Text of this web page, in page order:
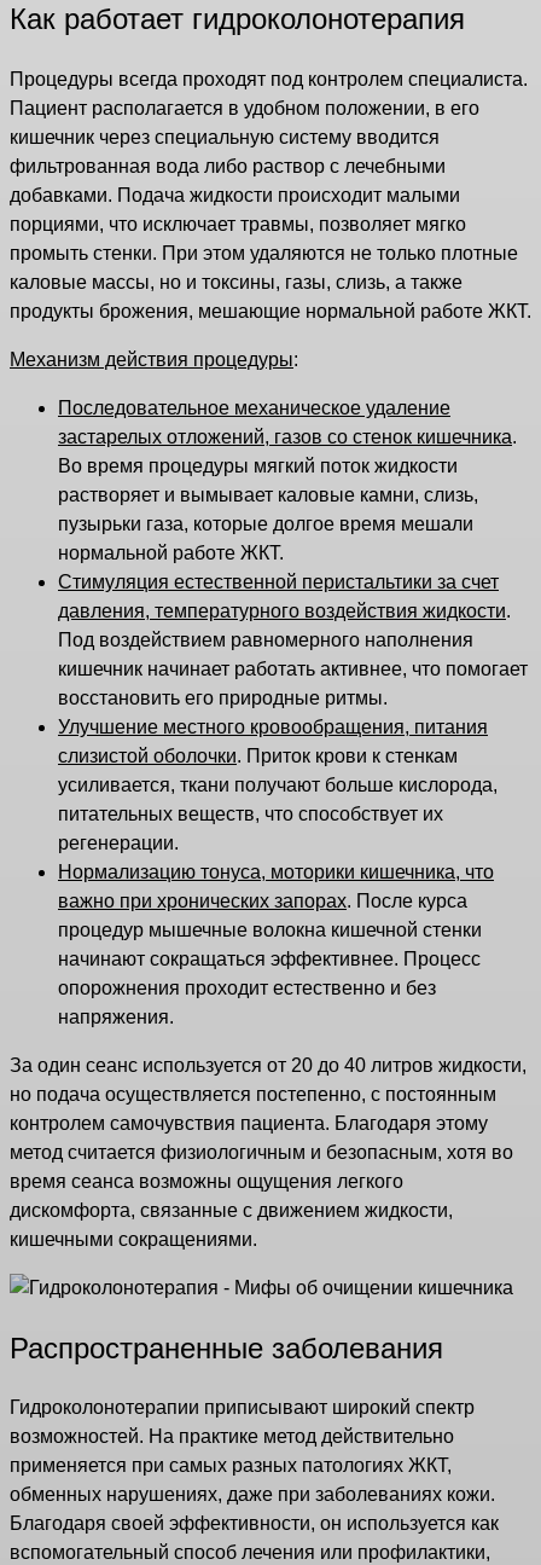
Как работает гидроколонотерапия
Процедуры всегда проходят под контролем специалиста.
Пациент располагается в удобном положении, в его
кишечник через специальную систему вводится
фильтрованная вода либо раствор с лечебными
добавками. Подача жидкости происходит малыми
порциями, что исключает травмы, позволяет мягко
промыть стенки. При этом удаляются не только плотные
каловые массы, но и токсины, газы, слизь, а также
продукты брожения, мешающие нормальной работе ЖКТ.
Механизм действия процедуры:
Последовательное механическое удаление
застарелых отложений, газов со стенок кишечника.
Во время процедуры мягкий поток жидкости
растворяет и вымывает каловые камни, слизь,
пузырьки газа, которые долгое время мешали
нормальной работе ЖКТ.
Стимуляция естественной перистальтики за счет
давления, температурного воздействия жидкости.
Под воздействием равномерного наполнения
кишечник начинает работать активнее, что помогает
восстановить его природные ритмы.
Улучшение местного кровообращения, питания
слизистой оболочки. Приток крови к стенкам
усиливается, ткани получают больше кислорода,
питательных веществ, что способствует их
регенерации.
Нормализацию тонуса, моторики кишечника, что
важно при хронических запорах. После курса
процедур мышечные волокна кишечной стенки
начинают сокращаться эффективнее. Процесс
опорожнения проходит естественно и без
напряжения.
За один сеанс используется от 20 до 40 литров жидкости,
но подача осуществляется постепенно, с постоянным
контролем самочувствия пациента. Благодаря этому
метод считается физиологичным и безопасным, хотя во
время сеанса возможны ощущения легкого
дискомфорта, связанные с движением жидкости,
кишечными сокращениями.
Распространенные заболевания
Гидроколонотерапии приписывают широкий спектр
возможностей. На практике метод действительно
применяется при самых разных патологиях ЖКТ,
обменных нарушениях, даже при заболеваниях кожи.
Благодаря своей эффективности, он используется как
вспомогательный способ лечения или профилактики,